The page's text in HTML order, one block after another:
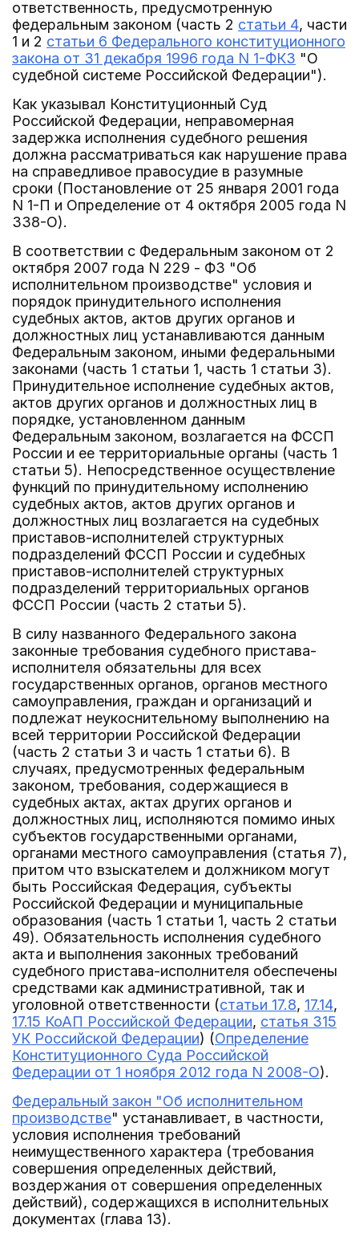
ответственность, предусмотренную
федеральным законом (часть 2 статьи 4, части
1 и 2 статьи 6 Федерального конституционного
закона от 31 декабря 1996 года N 1-ФКЗ "О
судебной системе Российской Федерации").
Как указывал Конституционный Суд
Российской Федерации, неправомерная
задержка исполнения судебного решения
должна рассматриваться как нарушение права
на справедливое правосудие в разумные
сроки (Постановление от 25 января 2001 года
N 1-П и Определение от 4 октября 2005 года N
338-О).
В соответствии с Федеральным законом от 2
октября 2007 года N 229 - ФЗ "Об
исполнительном производстве" условия и
порядок принудительного исполнения
судебных актов, актов других органов и
должностных лиц устанавливаются данным
Федеральным законом, иными федеральными
законами (часть 1 статьи 1, часть 1 статьи 3).
Принудительное исполнение судебных актов,
актов других органов и должностных лиц в
порядке, установленном данным
Федеральным законом, возлагается на ФССП
России и ее территориальные органы (часть 1
статьи 5). Непосредственное осуществление
функций по принудительному исполнению
судебных актов, актов других органов и
должностных лиц возлагается на судебных
приставов-исполнителей структурных
подразделений ФССП России и судебных
приставов-исполнителей структурных
подразделений территориальных органов
ФССП России (часть 2 статьи 5).
В силу названного Федерального закона
законные требования судебного пристава-
исполнителя обязательны для всех
государственных органов, органов местного
самоуправления, граждан и организаций и
подлежат неукоснительному выполнению на
всей территории Российской Федерации
(часть 2 статьи 3 и часть 1 статьи 6). В
случаях, предусмотренных федеральным
законом, требования, содержащиеся в
судебных актах, актах других органов и
должностных лиц, исполняются помимо иных
субъектов государственными органами,
органами местного самоуправления (статья 7),
притом что взыскателем и должником могут
быть Российская Федерация, субъекты
Российской Федерации и муниципальные
образования (часть 1 статьи 1, часть 2 статьи
49). Обязательность исполнения судебного
акта и выполнения законных требований
судебного пристава-исполнителя обеспечены
средствами как административной, так и
уголовной ответственности (статьи 17.8, 17.14,
17.15 КоАП Российской Федерации, статья 315
УК Российской Федерации) (Определение
Конституционного Суда Российской
Федерации от 1 ноября 2012 года N 2008-О).
Федеральный закон "Об исполнительном
производстве" устанавливает, в частности,
условия исполнения требований
неимущественного характера (требования
совершения определенных действий,
воздержания от совершения определенных
действий), содержащихся в исполнительных
документах (глава 13).